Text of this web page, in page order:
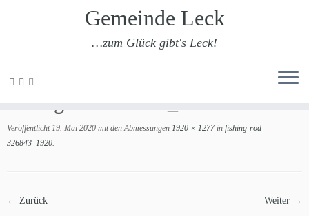
Zum
Gemeinde Leck
…zum Glück gibt's Leck!
Veröffentlicht 19. Mai 2020 mit den Abmessungen 1920 × 1277in fishing-rod-
326843_1920.
← Zurück Weiter →